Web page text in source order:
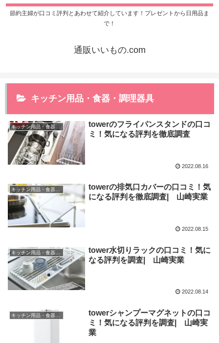
節約主婦が口コミ評判とあわせて紹介しています！プレゼントから日用品ま
で！
通販いいもの.com
キッチン用品・食器・調理器具
キッチン用品・食器・調理器具
towerのフライパンスタンドの口コ
ミ！気になる評判を徹底調査
2022.08.16
towerの排気口カバーの口コミ！気
になる評判を徹底調査| 山崎実業
2022.08.15
tower水切りラックの口コミ！気に
なる評判を調査| 山崎実業
2022.08.14
towerシャンプーマグネットの口コ
ミ！気になる評判を調査| 山崎実
業